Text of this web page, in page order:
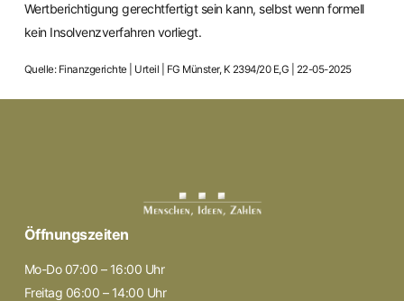
Wertberichtigung gerechtfertigt sein kann, selbst wenn formell
kein Insolvenzverfahren vorliegt.
Quelle: Finanzgerichte | Urteil | FG Münster, K 2394/20 E,G | 22-05-2025
Öffnungszeiten
Mo-Do 07:00 – 16:00 Uhr
Freitag 06:00 – 14:00 Uhr